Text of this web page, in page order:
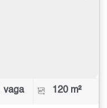
vaga 120 m²